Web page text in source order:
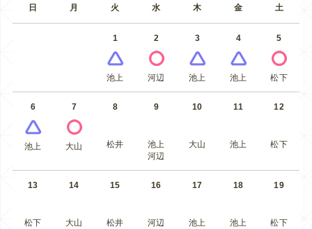
日 月 火 水 木 金 土
1
池上
2
河辺
3
池上
4
池上
5
松下
6
池上
7
大山
8
松井
9
池上
河辺
10
大山
11
池上
12
松下
13
松下
14
大山
15
松井
16
河辺
17
池上
18
池上
19
松下